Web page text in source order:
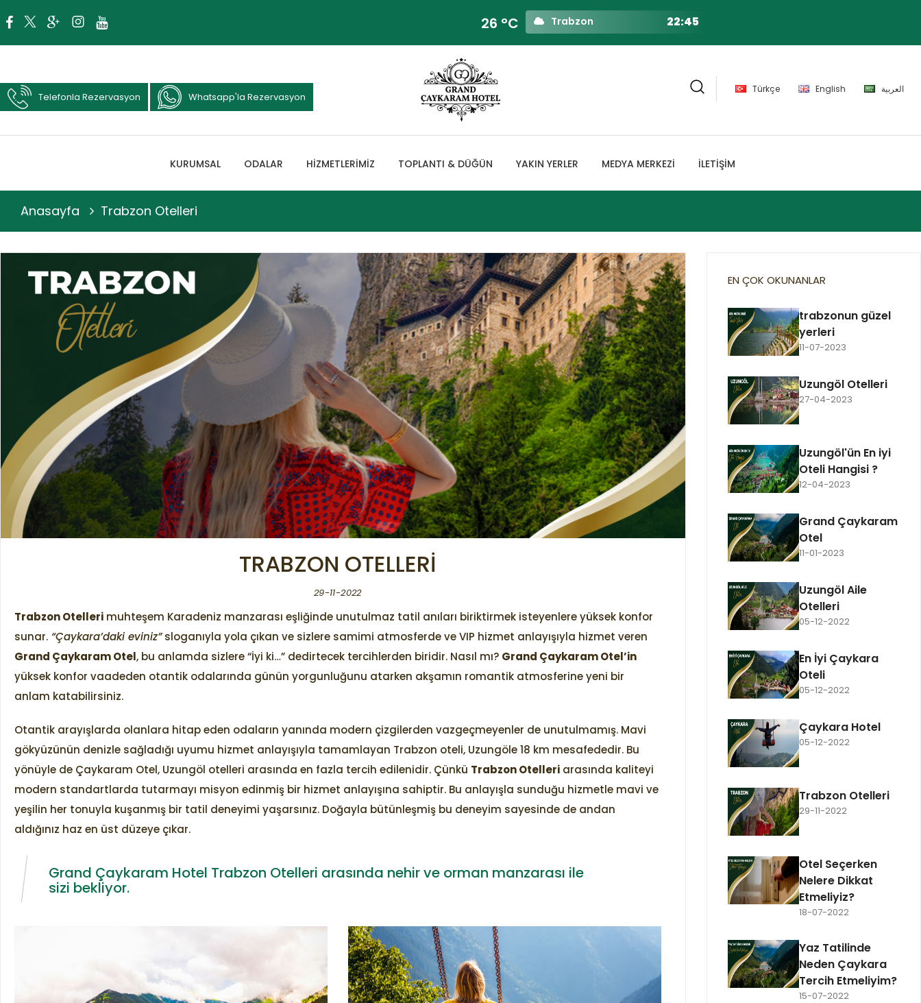
26 °C Trabzon 22:45
Telefonla Rezervasyon Whatsapp'la Rezervasyon
Türkçe English العربية
KURUMSAL ODALAR HIZMETLERIMIZ TOPLANTI & DÜĞÜN YAKIN YERLER MEDYA MERKEZİ İLETİŞİM
Anasayfa Trabzon Otelleri
TRABZON OTELLERI
29-11-2022
Trabzon Otelleri muhteşem Karadeniz manzarası eşliğinde unutulmaz tatil anıları biriktirmek isteyenlere yüksek konfor
sunar. “Çaykara’daki eviniz”sloganıyla yola çıkan ve sizlere samimi atmosferde ve VIP hizmet anlayışıyla hizmet veren
Grand Çaykaram Otel, bu anlamda sizlere “İyi ki…” dedirtecek tercihlerden biridir. Nasıl mı? Grand Çaykaram Otel’in
yüksek konfor vaadeden otantik odalarında günün yorgunluğunu atarken akşamın romantik atmosferine yeni bir
anlam katabilirsiniz.
Otantik arayışlarda olanlara hitap eden odaların yanında modern çizgilerden vazgeçmeyenler de unutulmamış. Mavi
gökyüzünün denizle sağladığı uyumu hizmet anlayışıyla tamamlayan Trabzon oteli, Uzungöle 18 km mesafededir. Bu
yönüyle de Çaykaram Otel, Uzungöl otelleri arasında en fazla tercih edilenidir. Çünkü Trabzon Otelleri arasında kaliteyi
modern standartlarda tutarmayı misyon edinmiş bir hizmet anlayışına sahiptir. Bu anlayışla sunduğu hizmetle mavi ve
yeşilin her tonuyla kuşanmış bir tatil deneyimi yaşarsınız. Doğayla bütünleşmiş bu deneyim sayesinde de andan
aldığınız haz en üst düzeye çıkar.
Grand Çaykaram Hotel Trabzon Otelleri arasında nehir ve orman manzarası ile
sizi bekliyor.
EN ÇOK OKUNANLAR
trabzonun güzel
yerleri
11-07-2023
Uzungöl Otelleri
27-04-2023
Uzungöl'ün En iyi
Oteli Hangisi ?
12-04-2023
Grand Çaykaram
Otel
11-01-2023
Uzungöl Aile
Otelleri
05-12-2022
En İyi Çaykara
Oteli
05-12-2022
Çaykara Hotel
05-12-2022
Trabzon Otelleri
29-11-2022
Otel Seçerken
Nelere Dikkat
Etmeliyiz?
18-07-2022
Yaz Tatilinde
Neden Çaykara
Tercih Etmeliyim?
15-07-2022